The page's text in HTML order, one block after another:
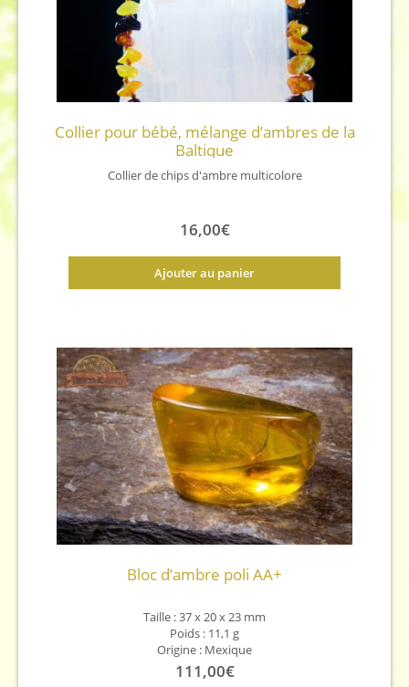
Collier pour bébé, mélange d’ambres de la
Baltique
Collier de chips d'ambre multicolore
16,00€
Ajouter au panier
Bloc d’ambre poli AA+
Taille : 37 x 20 x 23 mm
Poids : 11,1 g
Origine : Mexique
111,00€